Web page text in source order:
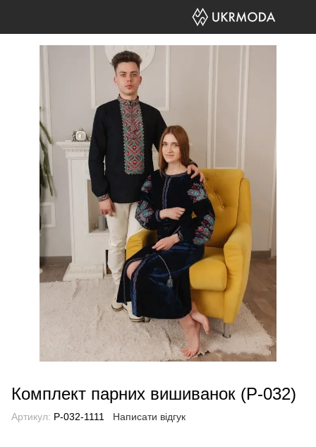
Комплект парних вишиванок (P-032)
Артикул: P-032-1111 Написати відгук